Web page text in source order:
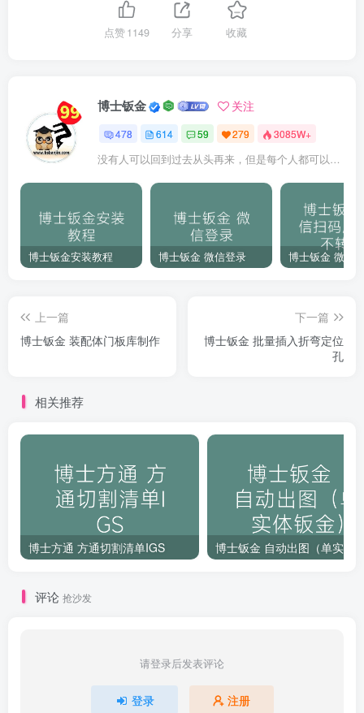
点赞1149 分享 收藏
博士钣金 关注
478 614 59 279 3085W+
没有人可以回到过去从头再来，但是每个人都可以从今天开始，创造一个全新的结局
博士钣金安装教程 博士钣金 微信登录
上一篇
博士钣金 装配体门板库制作
下一篇
博士钣金 批量插入折弯定位
孔
相关推荐
博士方通 方通切割清单IGS
评论 抢沙发
请登录后发表评论
登录 注册